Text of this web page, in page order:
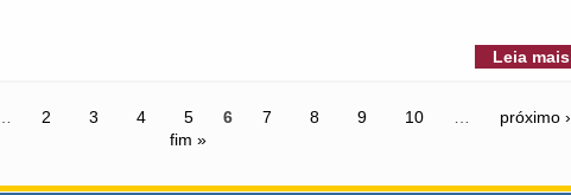
Leia mais
2 3 4 5 6 7 8 9 10
próximo ›
fim »